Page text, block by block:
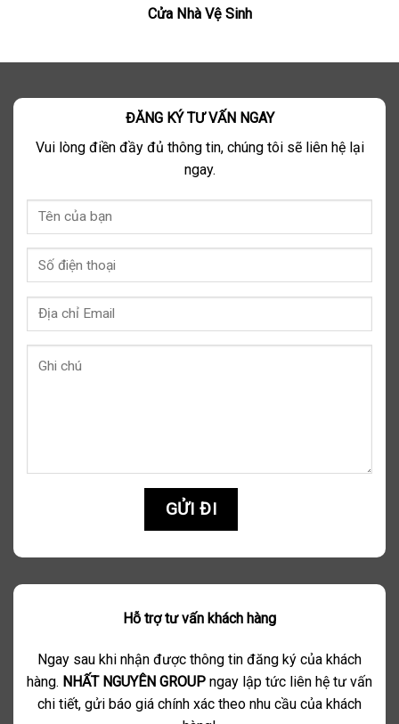
Cửa Nhà Vệ Sinh
ĐĂNG KÝ TƯ VẤN NGAY
Vui lòng điền đầy đủ thông tin, chúng tôi sẽ liên hệ lại
ngay.
Hỗ trợ tư vấn khách hàng
Ngay sau khi nhận được thông tin đăng ký của khách
hàng. NHẤT NGUYÊN GROUP ngay lập tức liên hệ tư vấn
chi tiết, gửi báo giá chính xác theo nhu cầu của khách